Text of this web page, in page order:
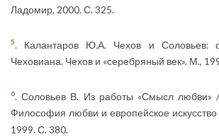
Ладомир, 2000. С. 325.
5. Калантаров Ю.А. Чехов и Соловьев:
Чеховиана. Чехов и «серебряный век». М.,
6. Соловьев В. Из работы «Смысл любви»
Философия любви и европейское
1999. С. 380.